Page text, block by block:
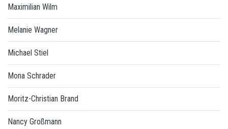
Maximilian Wilm
Melanie Wagner
Michael Stiel
Mona Schrader
Moritz-Christian Brand
Nancy Großmann